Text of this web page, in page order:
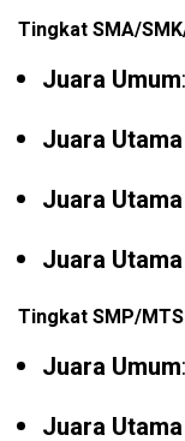
Tingkat SMA/
Juara Umum
Juara Utama
Juara
Juara
Tingkat SMP/MTS
Juara Umum
Juara Utama